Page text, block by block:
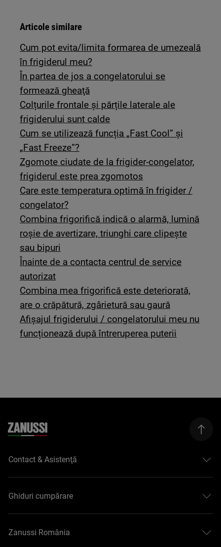
Articole similare
Cum pot evita/limita formarea de umezeală
în frigiderul meu?
În partea de jos a congelatorului se
formează gheaţă
Colțurile frontale și părțile laterale ale
frigiderului sunt calde
Cum se utilizează funcția „Fast Cool” și
„Fast Freeze”?
Zgomote ciudate de la frigider-congelator,
frigiderul este prea zgomotos
Care este temperatura optimă în frigider /
congelator?
Combina frigorifică indică o alarmă, lumină
roșie de avertizare, triunghi care clipește
sau bipuri
Înainte de a contacta centrul de service
autorizat
Combina mea frigorifică este deteriorată,
are o crăpătură, zgârietură sau gaură
Afișajul frigiderului / congelatorului meu nu
funcționează după întreruperea puterii
Contact & Asistenţă
Ghiduri cumpărare
Zanussi România